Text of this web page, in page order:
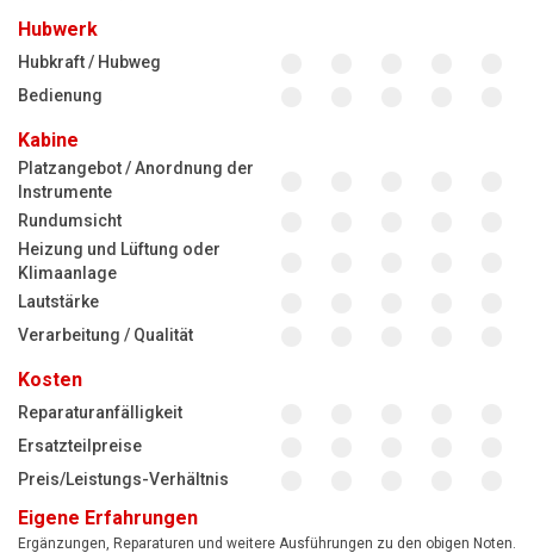
Hubwerk
Hubkraft / Hubweg
Bedienung
Kabine
Platzangebot / Anordnung der
Instrumente
Rundumsicht
Heizung und Lüftung oder
Klimaanlage
Lautstärke
Verarbeitung / Qualität
Kosten
Reparaturanfälligkeit
Ersatzteilpreise
Preis/Leistungs-Verhältnis
Eigene Erfahrungen
Ergänzungen, Reparaturen und weitere Ausführungen zu den obigen Noten.